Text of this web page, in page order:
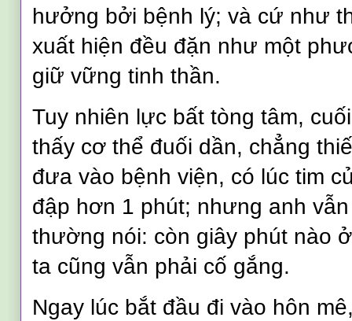
hưởng bởi bệnh lý; và cứ như
xuất hiện đều đặn như một
giữ vững tinh thần.
Tuy nhiên lực bất tòng tâm,
thấy cơ thể đuối dần, chẳng
đưa vào bệnh viện, có lúc tim
đập hơn 1 phút; nhưng anh
thường nói: còn giây phút nào
ta cũng vẫn phải cố gắng.
Ngay lúc bắt đầu đi vào hôn